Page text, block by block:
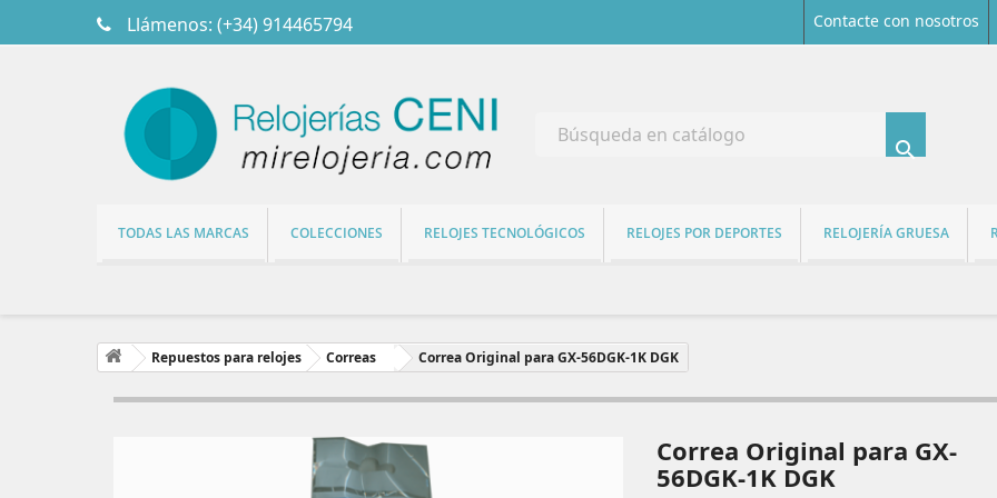
Llámenos: (+34) 914465794 Contacte con nosotros

TODAS LAS MARCAS COLECCIONES RELOJES TECNOLÓGICOS RELOJES POR DEPORTES RELOJERÍA GRUESA
Repuestos para relojes Correas Correa Original para GX-56DGK-1K DGK
Correa Original para GX-
56DGK-1K DGK